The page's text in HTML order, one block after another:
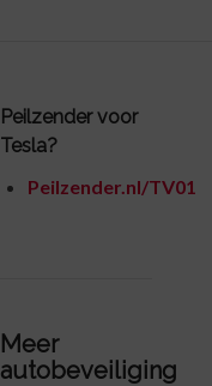
Peilzender voor
Tesla?
Peilzender.nl/TV01
Meer
autobeveiliging